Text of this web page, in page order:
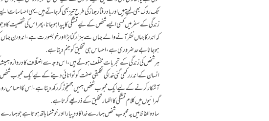
تک روک بھی لیتے ہیں اور باد رفتار جہاز کی طرح تیز بھی کرجاتے ہیں، یہی
زندگی کے سفر میں کسی ایسے شخص کے لیے تشنگی کا پیدا ہوجانا، پھر اس کی شخصیت
کہ اندر کا جہاں نظر آنے والے جہاں سے ہزار گنا بڑا اور خوبصورت ہے، اندورن
ہوجانا بےحد ضروری ہے، احساس ہی تخلیق کو جنم دیتا ہے.
ہر شخص کی زندگی کے تجربات مختلف ہوتے ہیں، اس وجہ سے اختلاف کا دروازہ ہمیشہ
انسان کے اندر رکھی گئی خدا کی تخلیقی صفت کو توانائی دینے کے لیے ایک محبوب
آشکار کرنے کے لیے ایک محبوب شخص ہمیں جھنجوڑ کر رکھ دیتا ہے، اس کا احساس روح
گہرائیوں میں کلام تشنگی کا اظہار تخلیق کے ذریعے کرتا ہے.
سادہ الفاظ میں یہ محبوب شخص ہمارے خدا کا وہ پیارا اور خوشنما ہاتھ ہوتا ہے جو